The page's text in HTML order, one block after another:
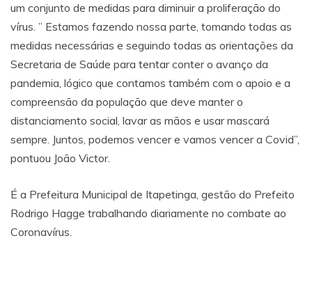
um conjunto de medidas para diminuir a proliferação do
vírus. ” Estamos fazendo nossa parte, tomando todas as
medidas necessárias e seguindo todas as orientações da
Secretaria de Saúde para tentar conter o avanço da
pandemia, lógico que contamos também com o apoio e a
compreensão da população que deve manter o
distanciamento social, lavar as mãos e usar mascará
sempre. Juntos, podemos vencer e vamos vencer a Covid”,
pontuou João Victor.
É a Prefeitura Municipal de Itapetinga, gestão do Prefeito
Rodrigo Hagge trabalhando diariamente no combate ao
Coronavírus.